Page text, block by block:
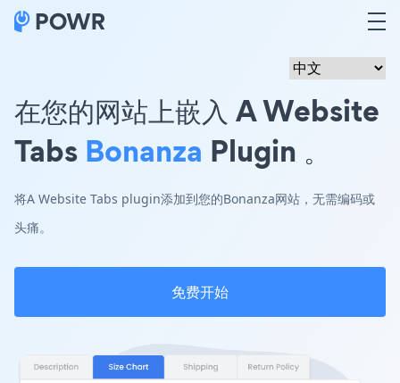
在您的网站上嵌入 A Website
Tabs Bonanza Plugin 。
将A Website Tabs plugin添加到您的Bonanza网站，无需编码或
头痛。
免费开始